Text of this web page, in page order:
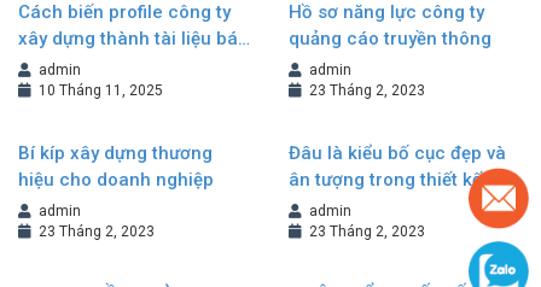
Cách biến profile công ty
xây dựng thành tài liệu bán
hàng hiệu quả
admin
10 Tháng 11, 2025
Hồ sơ năng lực công ty
quảng cáo truyền thông
admin
23 Tháng 2, 2023
Bí kíp xây dựng thương
hiệu cho doanh nghiệp
admin
23 Tháng 2, 2023
Đâu là kiểu bố cục đẹp và
ân tượng trong thiết kế
Brochure?
admin
23 Tháng 2, 2023